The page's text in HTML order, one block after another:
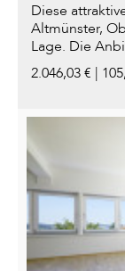
Diese
Altmünster,
Lage. Die
Fuß
2.046,03 € |